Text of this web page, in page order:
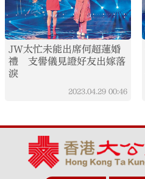
JW太忙未能出席何超蓮婚
禮 支嚳儀見證好友出嫁落
淚
2023.04.29 00:46